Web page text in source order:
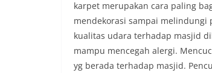
karpet merupakan cara paling
mendekorasi sampai
kualitas udara terhadap masjid
mampu mencegah alergi.
yg berada terhadap masjid.